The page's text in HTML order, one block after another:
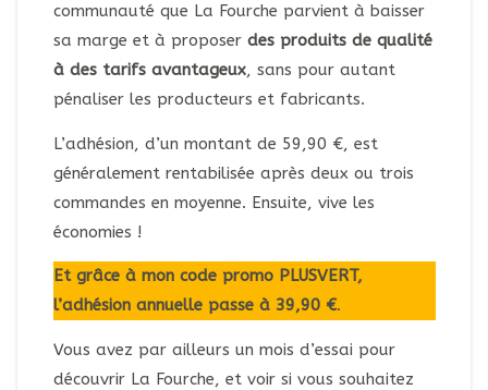
communauté que La Fourche parvient à baisser
sa marge et à proposer des produits de qualité
à des tarifs avantageux, sans pour autant
pénaliser les producteurs et fabricants.
L’adhésion, d’un montant de 59,90 €, est
généralement rentabilisée après deux ou trois
commandes en moyenne. Ensuite, vive les
économies !
Et grâce à mon code promo PLUSVERT,
l’adhésion annuelle passe à 39,90 €.
Vous avez par ailleurs un mois d’essai pour
découvrir La Fourche, et voir si vous souhaitez